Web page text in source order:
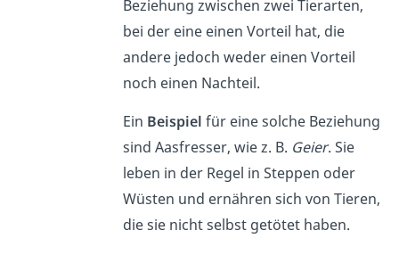
Beziehung zwischen zwei Tierarten,
bei der eine einen Vorteil hat, die
andere jedoch weder einen Vorteil
noch einen Nachteil.
Ein Beispiel für eine solche Beziehung
sind Aasfresser, wie z. B. Geier. Sie
leben in der Regel in Steppen oder
Wüsten und ernähren sich von Tieren,
die sie nicht selbst getötet haben.